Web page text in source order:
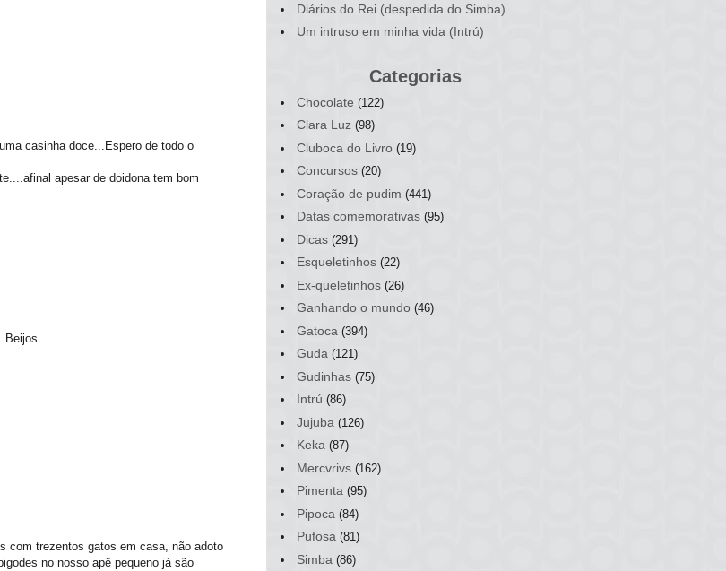
casinha doce...Espero de todo o
apesar de doidona tem bom
Beijos
com trezentos gatos em casa, não adoto
no nosso apê pequeno já são
Diários do Rei (despedida do Simba)
Um intruso em minha vida (Intrú)
Categorias
Chocolate (122)
Clara Luz (98)
Cluboca do Livro (19)
Concursos (20)
Coração de pudim (441)
Datas comemorativas (95)
Dicas (291)
Esqueletinhos (22)
Ex-queletinhos (26)
Ganhando o mundo (46)
Gatoca (394)
Guda (121)
Gudinhas (75)
Intrú (86)
Jujuba (126)
Keka (87)
Mercvrivs (162)
Pimenta (95)
Pipoca (84)
Pufosa (81)
Simba (86)